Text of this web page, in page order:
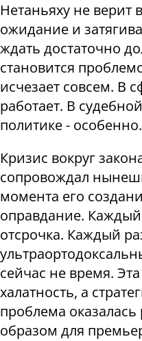
Нетаньяху не
ожидание и
ждать достаточно
становится
исчезает совсем. В
работает. В
политике - особенно.
Кризис вокруг
сопровождал
момента его
оправдание.
отсрочка. Каждый
сейчас не время.
халатность, а
проблема
образом для